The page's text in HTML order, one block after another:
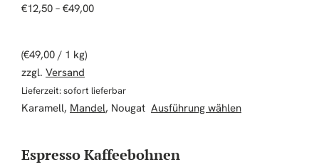
€12,50 – €49,00Preisspanne: €12,50 bis €49,00
(€49,00 / 1 kg)
zzgl. Versand
Lieferzeit: sofort lieferbar
Karamell, Mandel, Nougat Ausführung wählenDieses Produkt
Espresso Kaffeebohnen